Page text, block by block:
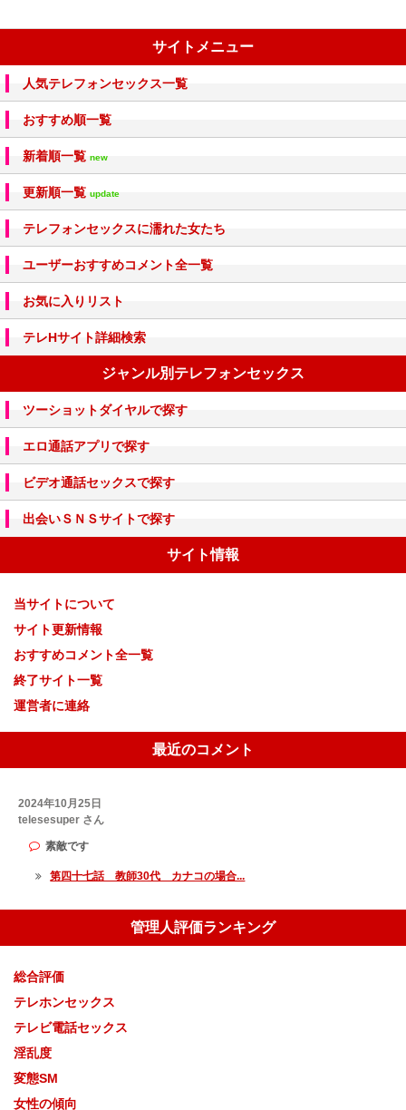
サイトメニュー
人気テレフォンセックス一覧
おすすめ順一覧
新着順一覧 new
更新順一覧 update
テレフォンセックスに濡れた女たち
ユーザーおすすめコメント全一覧
お気に入りリスト
テレHサイト詳細検索
ジャンル別テレフォンセックス
ツーショットダイヤルで探す
エロ通話アプリで探す
ビデオ通話セックスで探す
出会いＳＮＳサイトで探す
サイト情報
当サイトについて
サイト更新情報
おすすめコメント全一覧
終了サイト一覧
運営者に連絡
最近のコメント
2024年10月25日
telesesuper さん
素敵です
第四十七話 教師30代 カナコの場合...
管理人評価ランキング
総合評価
テレホンセックス
テレビ電話セックス
淫乱度
変態SM
女性の傾向